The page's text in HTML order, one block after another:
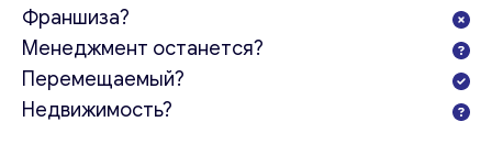
Франшиза?
Менеджмент останется?
Перемещаемый?
Недвижимость?